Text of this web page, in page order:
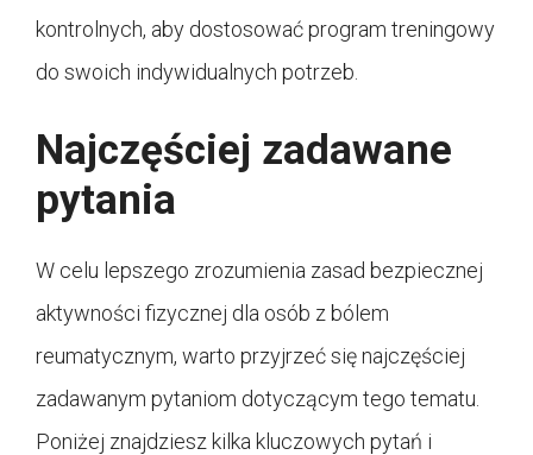
kontrolnych, aby dostosować program treningowy
do swoich indywidualnych potrzeb.
Najczęściej zadawane
pytania
W celu lepszego zrozumienia zasad bezpiecznej
aktywności fizycznej dla osób z bólem
reumatycznym, warto przyjrzeć się najczęściej
zadawanym pytaniom dotyczącym tego tematu.
Poniżej znajdziesz kilka kluczowych pytań i